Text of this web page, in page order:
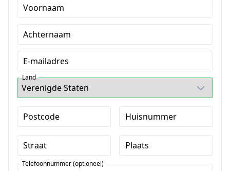
Voornaam
Achternaam
E-mailadres
Land
Postcode Huisnummer
Straat Plaats
Telefoonnummer (optioneel)